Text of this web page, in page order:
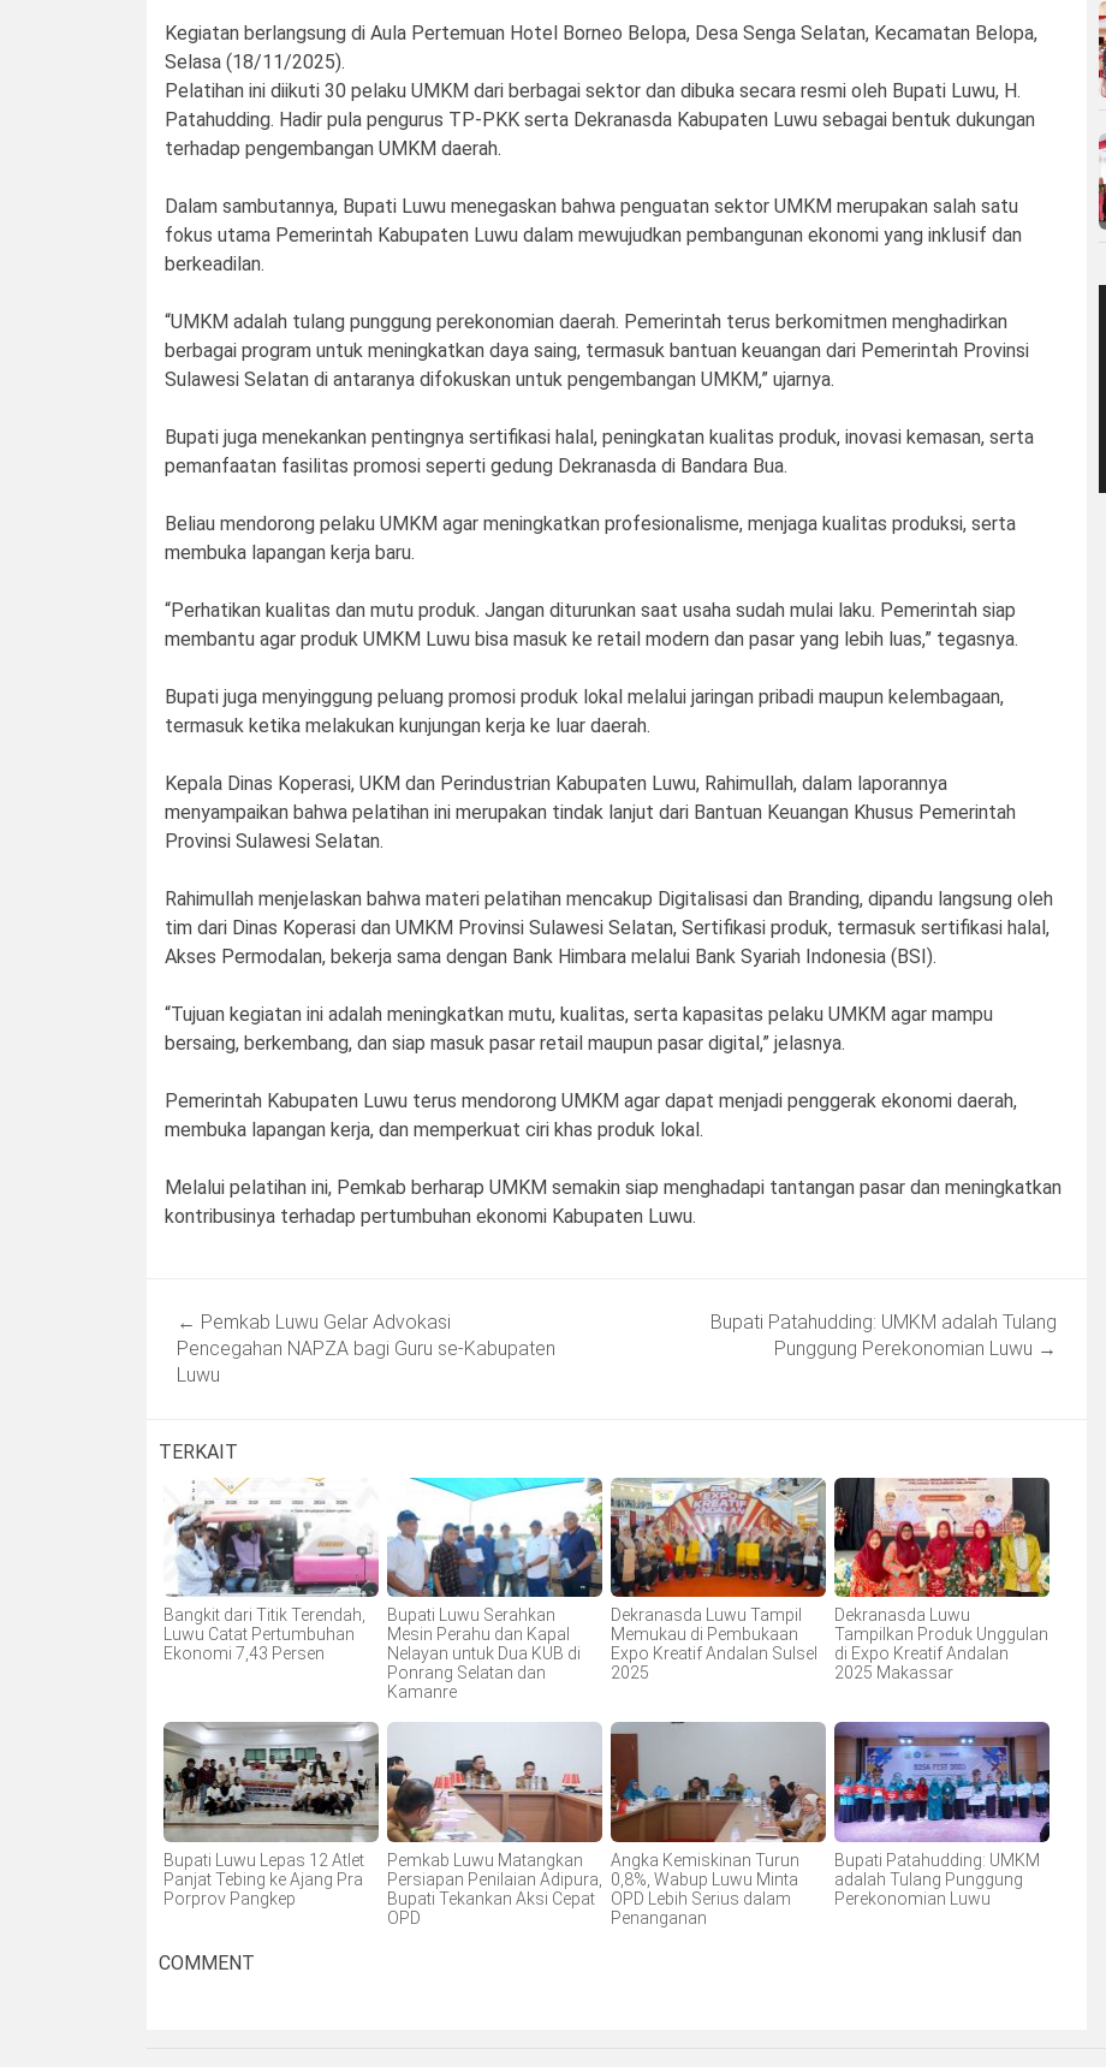
Kegiatan berlangsung di Aula Pertemuan Hotel Borneo Belopa, Desa Senga Selatan, Kecamatan Belopa,
Selasa (18/11/2025).
Pelatihan ini diikuti 30 pelaku UMKM dari berbagai sektor dan dibuka secara resmi oleh Bupati Luwu, H.
Patahudding. Hadir pula pengurus TP-PKK serta Dekranasda Kabupaten Luwu sebagai bentuk dukungan
terhadap pengembangan UMKM daerah.
Dalam sambutannya, Bupati Luwu menegaskan bahwa penguatan sektor UMKM merupakan salah satu
fokus utama Pemerintah Kabupaten Luwu dalam mewujudkan pembangunan ekonomi yang inklusif dan
berkeadilan.
“UMKM adalah tulang punggung perekonomian daerah. Pemerintah terus berkomitmen menghadirkan
berbagai program untuk meningkatkan daya saing, termasuk bantuan keuangan dari Pemerintah Provinsi
Sulawesi Selatan di antaranya difokuskan untuk pengembangan UMKM,” ujarnya.
Bupati juga menekankan pentingnya sertifikasi halal, peningkatan kualitas produk, inovasi kemasan, serta
pemanfaatan fasilitas promosi seperti gedung Dekranasda di Bandara Bua.
Beliau mendorong pelaku UMKM agar meningkatkan profesionalisme, menjaga kualitas produksi, serta
membuka lapangan kerja baru.
“Perhatikan kualitas dan mutu produk. Jangan diturunkan saat usaha sudah mulai laku. Pemerintah siap
membantu agar produk UMKM Luwu bisa masuk ke retail modern dan pasar yang lebih luas,” tegasnya.
Bupati juga menyinggung peluang promosi produk lokal melalui jaringan pribadi maupun kelembagaan,
termasuk ketika melakukan kunjungan kerja ke luar daerah.
Kepala Dinas Koperasi, UKM dan Perindustrian Kabupaten Luwu, Rahimullah, dalam laporannya
menyampaikan bahwa pelatihan ini merupakan tindak lanjut dari Bantuan Keuangan Khusus Pemerintah
Provinsi Sulawesi Selatan.
Rahimullah menjelaskan bahwa materi pelatihan mencakup Digitalisasi dan Branding, dipandu langsung oleh
tim dari Dinas Koperasi dan UMKM Provinsi Sulawesi Selatan, Sertifikasi produk, termasuk sertifikasi halal,
Akses Permodalan, bekerja sama dengan Bank Himbara melalui Bank Syariah Indonesia (BSI).
“Tujuan kegiatan ini adalah meningkatkan mutu, kualitas, serta kapasitas pelaku UMKM agar mampu
bersaing, berkembang, dan siap masuk pasar retail maupun pasar digital,” jelasnya.
Pemerintah Kabupaten Luwu terus mendorong UMKM agar dapat menjadi penggerak ekonomi daerah,
membuka lapangan kerja, dan memperkuat ciri khas produk lokal.
Melalui pelatihan ini, Pemkab berharap UMKM semakin siap menghadapi tantangan pasar dan meningkatkan
kontribusinya terhadap pertumbuhan ekonomi Kabupaten Luwu.
navigation
← Pemkab Luwu Gelar Advokasi
Pencegahan NAPZA bagi Guru se-Kabupaten
Luwu
Bupati Patahudding: UMKM adalah Tulang
Punggung Perekonomian Luwu →
TERKAIT
Bangkit dari Titik Terendah,
Luwu Catat Pertumbuhan
Ekonomi 7,43 Persen
Bupati Luwu Serahkan
Mesin Perahu dan Kapal
Nelayan untuk Dua KUB di
Ponrang Selatan dan
Kamanre
Dekranasda Luwu Tampil
Memukau di Pembukaan
Expo Kreatif Andalan Sulsel
2025
Dekranasda Luwu
Tampilkan Produk Unggulan
di Expo Kreatif Andalan
2025 Makassar
Bupati Luwu Lepas 12 Atlet
Panjat Tebing ke Ajang Pra
Porprov Pangkep
Pemkab Luwu Matangkan
Persiapan Penilaian Adipura,
Bupati Tekankan Aksi Cepat
OPD
Angka Kemiskinan Turun
0,8%, Wabup Luwu Minta
OPD Lebih Serius dalam
Penanganan
Bupati Patahudding: UMKM
adalah Tulang Punggung
Perekonomian Luwu
COMMENT